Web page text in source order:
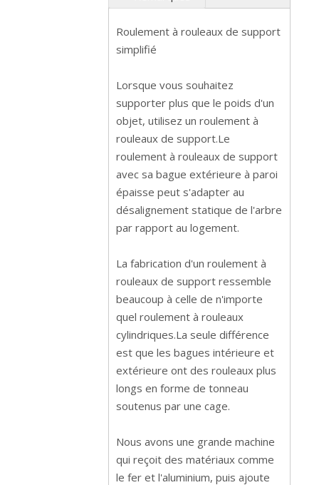
Roulement à rouleaux de support
simplifié
Lorsque vous souhaitez
supporter plus que le poids d'un
objet, utilisez un roulement à
rouleaux de support.Le
roulement à rouleaux de support
avec sa bague extérieure à paroi
épaisse peut s'adapter au
désalignement statique de l'arbre
par rapport au logement.
La fabrication d'un roulement à
rouleaux de support ressemble
beaucoup à celle de n'importe
quel roulement à rouleaux
cylindriques.La seule différence
est que les bagues intérieure et
extérieure ont des rouleaux plus
longs en forme de tonneau
soutenus par une cage.
Nous avons une grande machine
qui reçoit des matériaux comme
le fer et l'aluminium, puis ajoute